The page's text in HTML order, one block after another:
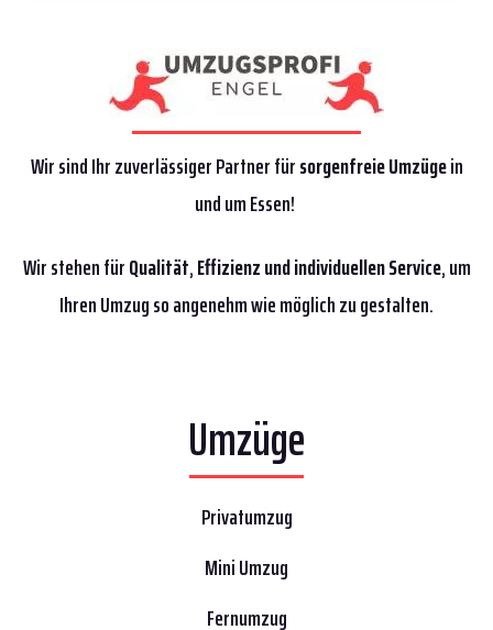
Wir sind Ihr zuverlässiger Partner fürsorgenfreie Umzügein
und um Essen!
Wir stehen fürQualität,Effizienzund individuellen Service, um
Ihren Umzug so angenehm wie möglich zu gestalten.
Umzüge
Privatumzug
Mini Umzug
Fernumzug